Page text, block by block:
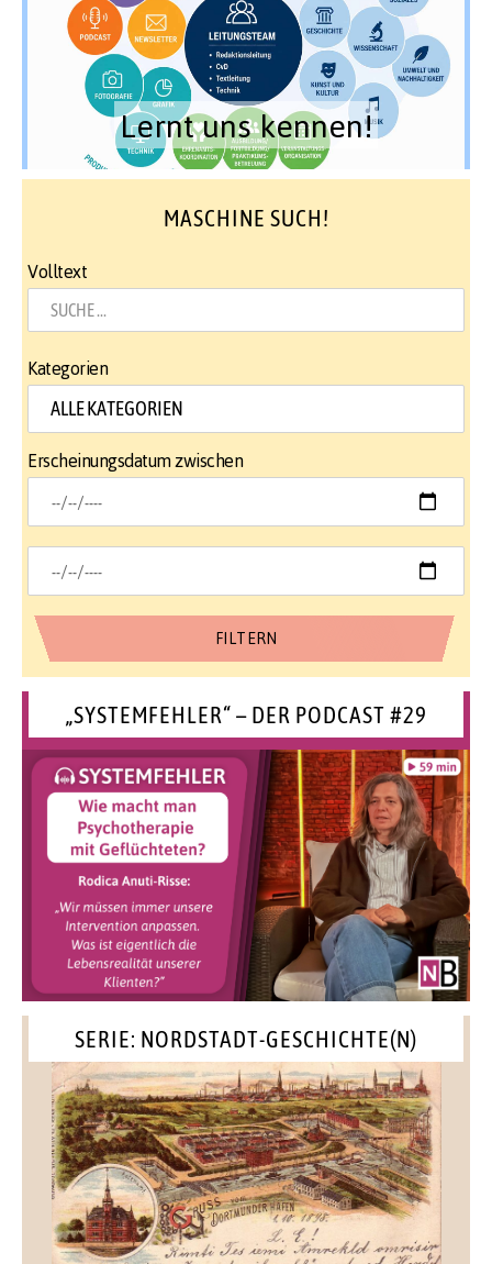
Lernt uns kennen!
MASCHINE SUCH!
Volltext
Kategorien
Erscheinungsdatum zwischen
„SYSTEMFEHLER“ – DER PODCAST #29
SERIE: NORDSTADT-GESCHICHTE(N)